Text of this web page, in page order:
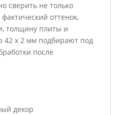
сверить не только
оттенок,
толщину плиты и
42 x 2 мм подбирают под
после
декор